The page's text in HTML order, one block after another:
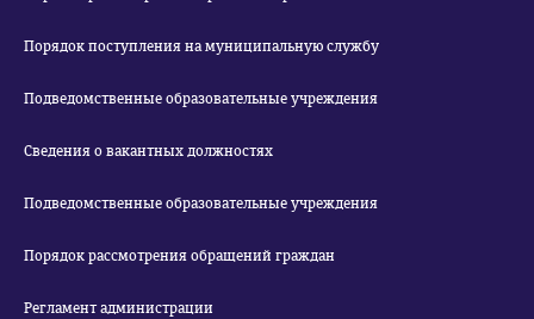
Порядок поступления на муниципальную службу
Подведомственные образовательные учреждения
Сведения о вакантных должностях
Подведомственные образовательные учреждения
Порядок рассмотрения обращений граждан
Регламент администрации